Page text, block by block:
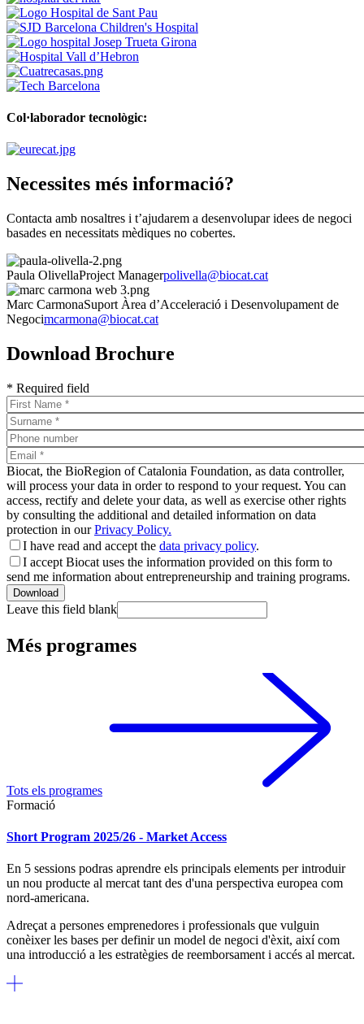
Col·laborador tecnològic:
Necessites més informació?
Contacta amb nosaltres i t’ajudarem a desenvolupar idees de negoci
basades en necessitats mèdiques no cobertes.
Paula OlivellaProject Managerpolivella@biocat.cat
Marc CarmonaSuport Àrea d’Acceleració i Desenvolupament de
Negocimcarmona@biocat.cat
Download Brochure
* Required field
Biocat, the BioRegion of Catalonia Foundation, as data controller,
will process your data in order to respond to your request. You can
access, rectify and delete your data, as well as exercise other rights
by consulting the additional and detailed information on data
protection in ourPrivacy Policy.
I have read and accept the data privacy policy.
I accept Biocat uses the information provided on this form to
send me information about entrepreneurship and training programs.
Leave this field blank
Més programes
Tots els programes
Formació
Short Program 2025/26 - Market Access
En 5 sessions podras aprendre els principals elements per introduir
un nou producte al mercat tant des d'una perspectiva europea com
nord-americana.
Adreçat a persones emprenedores i professionals que vulguin
conèixer les bases per definir un model de negoci d'èxit, així com
una introducció a les estratègies de reemborsament i accés al mercat.